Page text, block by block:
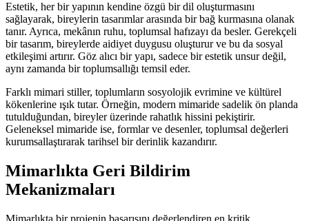
Estetik, her bir yapının kendine özgü bir dil oluşturmasını
sağlayarak, bireylerin tasarımlar arasında bir bağ kurmasına olanak
tanır. Ayrıca, mekânın ruhu, toplumsal hafızayı da besler. Gerekçeli
bir tasarım, bireylerde aidiyet duygusu oluşturur ve bu da sosyal
etkileşimi artırır. Göz alıcı bir yapı, sadece bir estetik unsur değil,
aynı zamanda bir toplumsallığı temsil eder.
Farklı mimari stiller, toplumların sosyolojik evrimine ve kültürel
kökenlerine ışık tutar. Örneğin, modern mimaride sadelik ön planda
tutulduğundan, bireyler üzerinde rahatlık hissini pekiştirir.
Geleneksel mimaride ise, formlar ve desenler, toplumsal değerleri
kurumsallaştırarak tarihsel bir derinlik kazandırır.
Mimarlıkta Geri Bildirim
Mekanizmaları
Mimarlıkta bir projenin başarısını değerlendiren en kritik